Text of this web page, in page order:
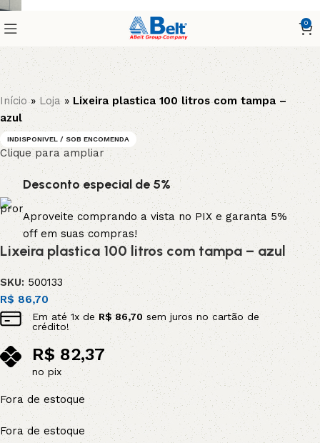
0
Início»Loja» Lixeira plastica 100 litros com tampa –
azul
INDISPONIVEL / SOB ENCOMENDA
Clique para ampliar
Desconto especial de 5%
Aproveite comprando a vista no PIX e garanta 5%
off em suas compras!
Lixeira plastica 100 litros com tampa – azul
SKU:500133
R$ 86,70
Em até1x deR$86,70sem juros no cartão de
crédito!
R$ 82,37
no pix
Fora de estoque
Fora de estoque